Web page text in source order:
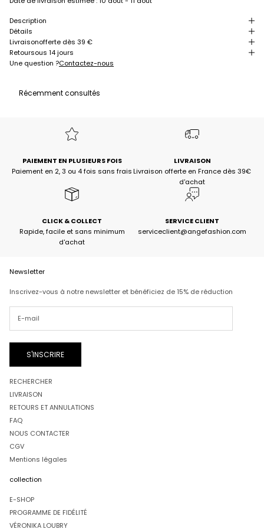
Description
Détails
Livraisonofferte dès 39 €
Retoursous 14 jours
Une question ?Contactez-nous
Récemment consultés
PAIEMENT EN PLUSIEURS FOIS
Paiement en 2, 3 ou 4 fois sans frais
LIVRAISON
Livraison offerte en France dès 39€
d'achat
CLICK & COLLECT
Rapide, facile et sans minimum
d'achat
SERVICE CLIENT
serviceclient@angefashion.com
Newsletter
Inscrivez-vous à notre newsletter et bénéficiez de 15% de réduction
S'INSCRIRE
RECHERCHER
LIVRAISON
RETOURS ET ANNULATIONS
FAQ
NOUS CONTACTER
CGV
Mentions légales
collection
E-SHOP
PROGRAMME DE FIDÉLITÉ
VÉRONIKA LOUBRY